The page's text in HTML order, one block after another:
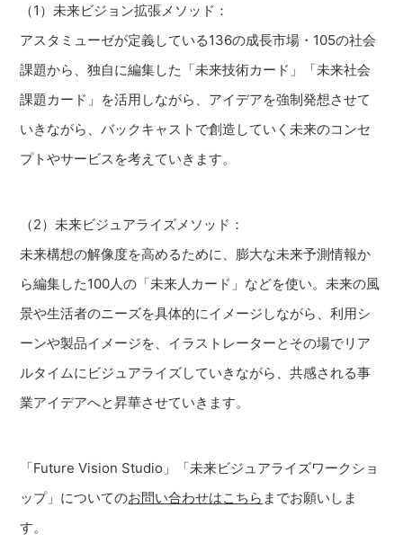
（1）未来ビジョン拡張メソッド：
アスタミューゼが定義している136の成長市場・105の社会
課題から、独自に編集した「未来技術カード」「未来社会
課題カード」を活用しながら、アイデアを強制発想させて
いきながら、バックキャストで創造していく未来のコンセ
プトやサービスを考えていきます。
（2）未来ビジュアライズメソッド：
未来構想の解像度を高めるために、膨大な未来予測情報か
ら編集した100人の「未来人カード」などを使い。未来の風
景や生活者のニーズを具体的にイメージしながら、利用シ
ーンや製品イメージを、イラストレーターとその場でリア
ルタイムにビジュアライズしていきながら、共感される事
業アイデアへと昇華させていきます。
「Future Vision Studio」「未来ビジュアライズワークショ
ップ」についてのお問い合わせはこちら までお願いしま
す。